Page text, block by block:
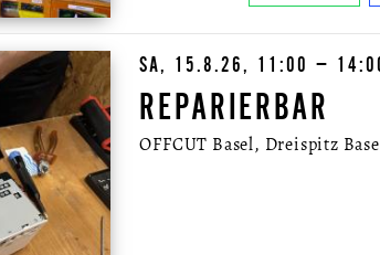
SA, 15.8.26, 11:00 –
REPARIERBAR
OFFCUT Basel, Dreispitz